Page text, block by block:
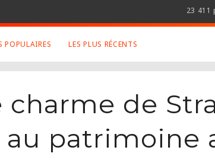
23 411
Twitter
Google+
POPULAIRES LES PLUS RÉCENTS
charme de
patrimoine